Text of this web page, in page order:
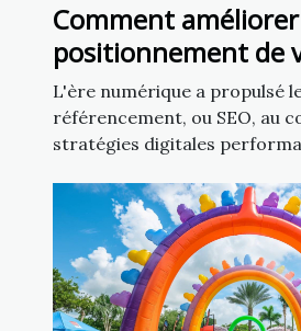
Comment
positionnement de
grâce aux techniques
avancées
L'ère numérique a propulsé
référencement, ou SEO, au
stratégies digitales